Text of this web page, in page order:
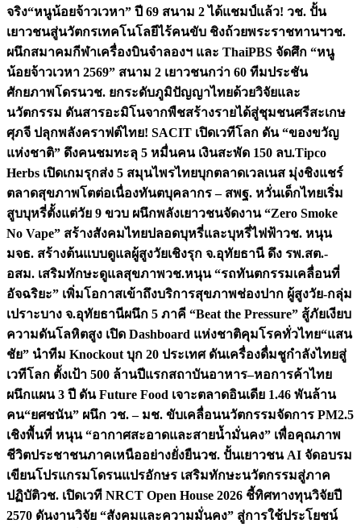
จริง“หนูน้อยจ้าวเวหา” ปี 69 สนาม 2 ได้แชมป์แล้ว! วช. ปั้น
เยาวชนสู่นวัตกรเทคโนโลยีไร้คนขับ ชิงถ้วยพระราชทานฯวช.
ผนึกสมาคมกีฬาเครื่องบินจำลองฯ และ ThaiPBS จัดศึก “หนู
น้อยจ้าวเวหา 2569” สนาม 2 เยาวชนกว่า 60 ทีมประชัน
ศักยภาพโดรนวช. ยกระดับภูมิปัญญาไทยด้วยวิจัยและ
นวัตกรรม ดันสารอะมิโนจากพืชสร้างรายได้สู่ชุมชนศรีสะเกษ
ศุภจี ปลุกพลังคราฟต์ไทย! SACIT เปิดเวทีโลก ดัน “ของขวัญ
แห่งชาติ” ดึงคนชมทะลุ 5 หมื่นคน เงินสะพัด 150 ลบ.Tipco
Herbs เปิดเกมรุกส่ง 5 สมุนไพรไทยบุกตลาดเวลเนส มุ่งชิงแชร์
ตลาดสุขภาพโตต่อเนื่องทันตบุคลากร – สพฐ. หวั่นเด็กไทยเริ่ม
สูบบุหรี่ตั้งแต่วัย 9 ขวบ ผนึกพลังเยาวชนจัดงาน “Zero Smoke
No Vape” สร้างสังคมไทยปลอดบุหรี่และบุหรี่ไฟฟ้าวช. หนุน
มจธ. สร้างต้นแบบดูแลผู้สูงวัยเชิงรุก จ.อุทัยธานี ดึง รพ.สต.-
อสม. เสริมทักษะดูแลสุขภาพวช.หนุน “รถทันตกรรมเคลื่อนที่
อัจฉริยะ” เพิ่มโอกาสเข้าถึงบริการสุขภาพช่องปาก ผู้สูงวัย-กลุ่ม
เปราะบาง จ.อุทัยธานีผนึก 5 ภาคี “Beat the Pressure” สู้ภัยเงียบ
ความดันโลหิตสูง เปิด Dashboard แห่งชาติคุมโรคทั่วไทย“แสน
ชัย” นำทีม Knockout บุก 20 ประเทศ ดันเครื่องดื่มชูกำลังไทยสู่
เวทีโลก ตั้งเป้า 500 ล้านปีแรกสถาบันอาหาร–หอการค้าไทย
ผนึกแผน 3 ปี ดัน Future Food เจาะตลาดอินเดีย 1.46 พันล้าน
คน“ยศชนัน” ผนึก วช. – มช. ขับเคลื่อนนวัตกรรมจัดการ PM2.5
เชิงพื้นที่ หนุน “อากาศสะอาดและสายน้ำมั่นคง” เพื่อคุณภาพ
ชีวิตประชาชนภาคเหนืออย่างยั่งยืนวช. ปั้นเยาวชน AI จัดอบรม
เขียนโปรแกรมโดรนแปรอักษร เสริมทักษะนวัตกรรมสู่ภาค
ปฏิบัติวช. เปิดเวที NRCT Open House 2026 ชี้ทิศทางทุนวิจัยปี
2570 ดันงานวิจัย “สังคมและความมั่นคง” สู่การใช้ประโยชน์